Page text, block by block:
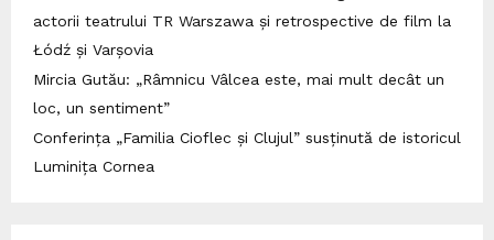
actorii teatrului TR Warszawa și retrospective de film la
Łódź și Varșovia
Mircia Gutău: „Râmnicu Vâlcea este, mai mult decât un
loc, un sentiment”
Conferința „Familia Cioflec și Clujul” susținută de istoricul
Luminița Cornea